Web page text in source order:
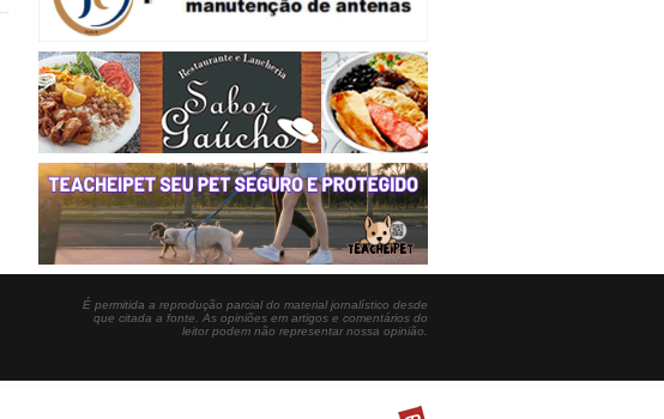
É permitida a reprodução parcial do material jornalístico desde
que citada a fonte. As opiniões em artigos e comentários do
leitor podem não representar nossa opinião.